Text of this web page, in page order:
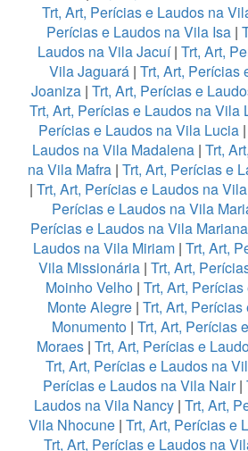
Trt, Art, Perícias e Laudos na
Perícias e Laudos na Vila Isa |
Laudos na Vila Jacuí| Trt, Art,
Vila Jaguará | Trt, Art, Perícias
Joaniza| Trt, Art, Perícias e
Trt, Art, Perícias e Laudos na Vila
Perícias e Laudos na Vila Lucia |
Laudos na Vila Madalena | Trt,
na Vila Mafra | Trt, Art, Perícias e
| Trt, Art, Perícias e Laudos na
Perícias e Laudos na Vila
Perícias e Laudos na Vila Mariana
Laudos na Vila Miriam| Trt, Art,
Vila Missionária | Trt, Art,
Moinho Velho | Trt, Art,
Monte Alegre| Trt, Art,
Monumento | Trt, Art, Perícias
Moraes| Trt, Art, Perícias e
Trt, Art, Perícias e Laudos na
Perícias e Laudos na Vila Nair|
Laudos na Vila Nancy| Trt, Art,
Vila Nhocune| Trt, Art, Perícias e
Trt, Art, Perícias e Laudos na